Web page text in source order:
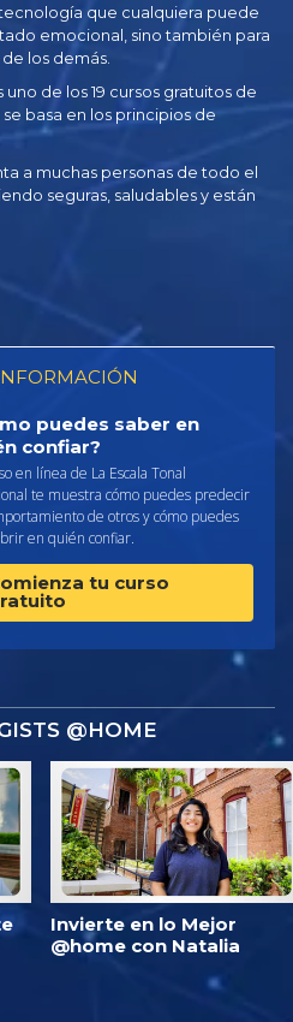
que cualquiera puede
emocional, sino también para
los demás.
uno de los 19 cursos gratuitos de
basa en los principios de
a muchas personas de todo el
seguras, saludables y están
puedes saber en
confiar?
en línea de La Escala Tonal
te muestra cómo puedes predecir
de otros y cómo puedes
en quién confiar.
tu curso
@HOME
Invierte en lo Mejor
@home con Natalia